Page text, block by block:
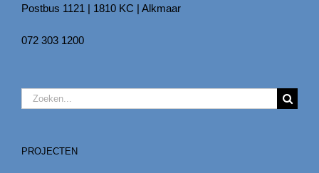
Postbus 1121 | 1810 KC | Alkmaar
072 303 1200
Zoeken
PROJECTEN